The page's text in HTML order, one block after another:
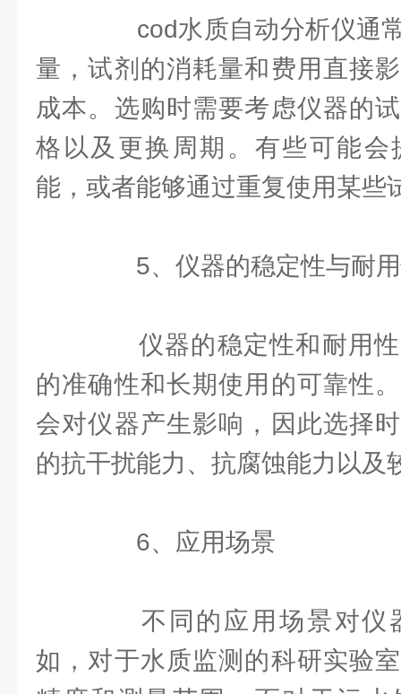
cod水质自动分析仪通常
量，试剂的消耗量和费用直接
成本。选购时需要考虑仪器的
格以及更换周期。有些可能会
能，或者能够通过重复使用某些
5、仪器的稳定性与耐
仪器的稳定性和耐用性
的准确性和长期使用的可靠性
会对仪器产生影响，因此选择
的抗干扰能力、抗腐蚀能力以及
6、应用场景
不同的应用场景对仪
如，对于水质监测的科研实验